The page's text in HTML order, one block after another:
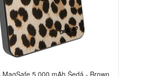
MagSafe 5 000 mAh Šedá - Brown